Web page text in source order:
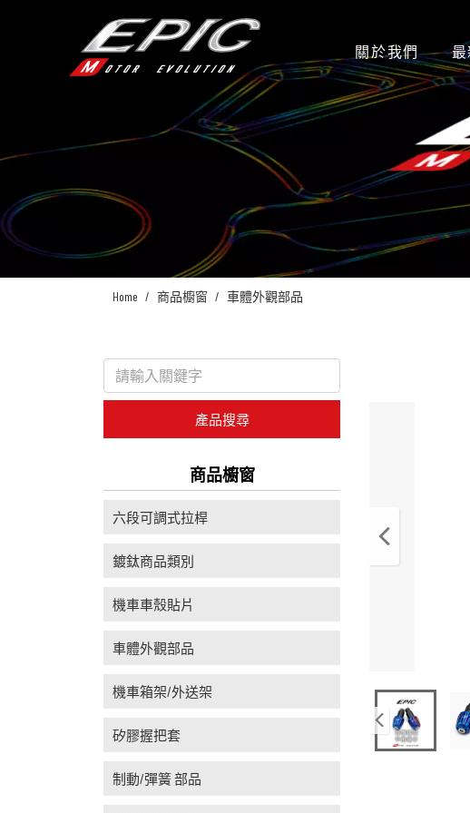
關於我們
Home 商品櫥窗 車體外觀部品
產品搜尋
商品櫥窗
六段可調式拉桿
鍍鈦商品類別
機車車殼貼片
車體外觀部品
機車箱架/外送架
矽膠握把套
制動/彈簧 部品